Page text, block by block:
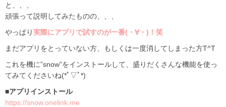
と、、、
頑張って説明してみたものの、、、
やっぱり実際にアプリで試すのが一番(・∀・)！笑
まだアプリをとっていない方、もしくは一度消してしまった方T^T
これを機に”snow”をインストールして、盛りだくさんな機能を使っ
てみてくださいね(*ﾟ▽ﾟ*)
■アプリインストール
https://snow.onelink.me